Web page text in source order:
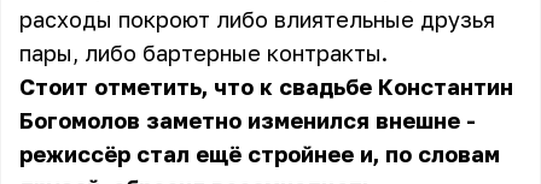
расходы покроют либо влиятельные друзья
пары, либо бартерные контракты.
Стоит отметить, что к свадьбе Константин
Богомолов заметно изменился внешне -
режиссёр стал ещё стройнее и, по словам